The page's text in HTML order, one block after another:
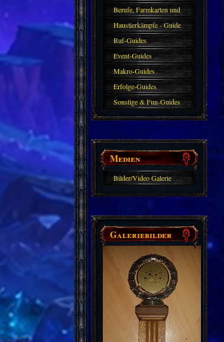
Berufe, Farmkarten und
Haustiere
Haustierkämpfe - Guide
Ruf-Guides
Event-Guides
Makro-Guides
Erfolge-Guides
Sonstige & Fun-Guides
Medien
Bilder/Video Galerie
Galeriebilder